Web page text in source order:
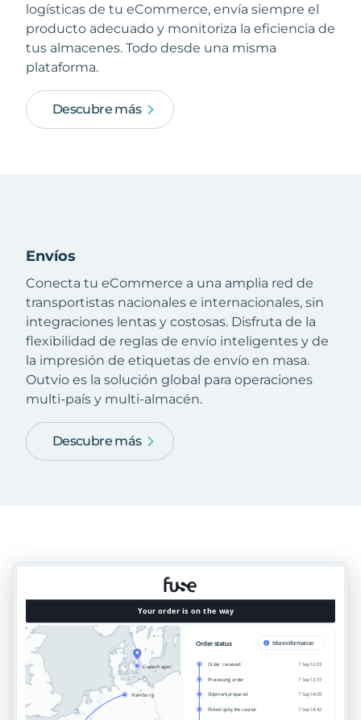
logísticas de tu eCommerce, envía siempre el
producto adecuado y monitoriza la eficiencia de
tus almacenes. Todo desde una misma
plataforma.
Descubre más
Envíos
Conecta tu eCommerce a una amplia red de
transportistas nacionales e internacionales, sin
integraciones lentas y costosas. Disfruta de la
flexibilidad de reglas de envío inteligentes y de
la impresión de etiquetas de envío en masa.
Outvio es la solución global para operaciones
multi-país y multi-almacén.
Descubre más